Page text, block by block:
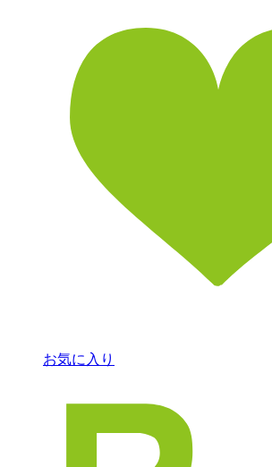
お気に入り